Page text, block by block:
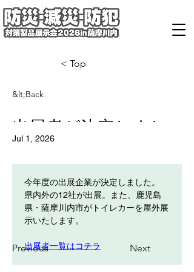
< Top
&lt;Back
出展者が決定しまし
た！
Jul 1, 2026
Previous Next
今年度の出展企業が決定しました。
県内外の12社が出展。また、鹿児島
県・薩摩川内市がトイレカーを屋外展
示いたします。
出展者一覧はコチラ